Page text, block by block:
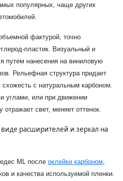
популярных, чаще других
фактурой, точно
пластик. Визуальный и
путем нанесения на виниловую
Рельефная структура придает
с натуральным карбоном.
углами, или при движении
свет, меняет оттенок.
расширителей и зеркал на
ML после оклейки карбоном
и качества используемой пленки.